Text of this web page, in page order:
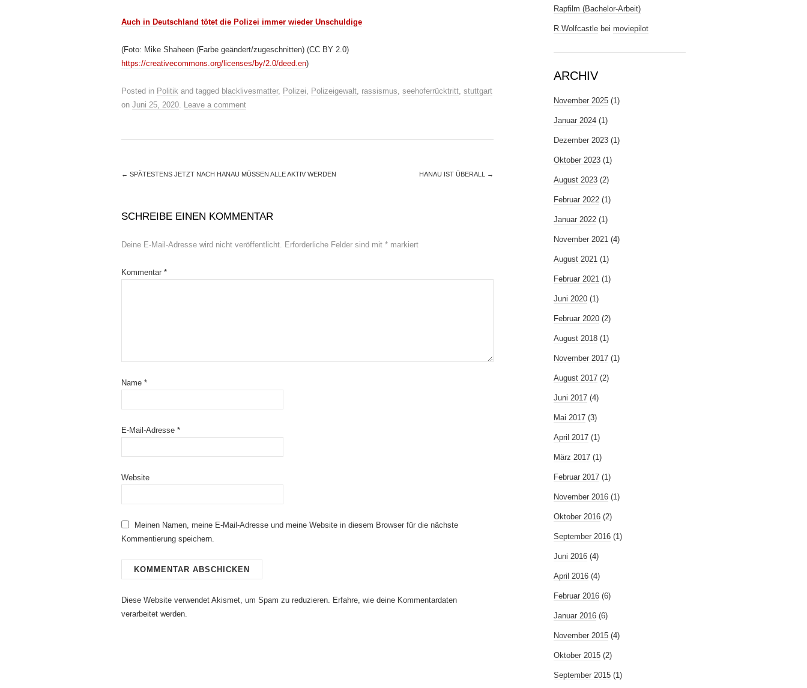
Auch in Deutschland tötet die Polizei immer wieder Unschuldige
(Foto: Mike Shaheen (Farbe geändert/zugeschnitten) (CC BY 2.0)
https://creativecommons.org/licenses/by/2.0/deed.en)
Posted in Politik and tagged blacklivesmatter, Polizei, Polizeigewalt, rassismus, seehoferrücktritt, stuttgart
on Juni 25, 2020. Leave a comment
← SPÄTESTENS JETZT NACH HANAU MÜSSEN ALLE AKTIV WERDEN HANAU IST ÜBERALL →
SCHREIBE EINEN KOMMENTAR
Deine E-Mail-Adresse wird nicht veröffentlicht. Erforderliche Felder sind mit * markiert
Kommentar *
Name *
E-Mail-Adresse *
Website
Meinen Namen, meine E-Mail-Adresse und meine Website in diesem Browser für die nächste
Kommentierung speichern.
Diese Website verwendet Akismet, um Spam zu reduzieren. Erfahre, wie deine Kommentardaten
verarbeitet werden.
Rapfilm (Bachelor-Arbeit)
R.Wolfcastle bei moviepilot
ARCHIV
November 2025 (1)
Januar 2024 (1)
Dezember 2023 (1)
Oktober 2023 (1)
August 2023 (2)
Februar 2022 (1)
Januar 2022 (1)
November 2021 (4)
August 2021 (1)
Februar 2021 (1)
Juni 2020 (1)
Februar 2020 (2)
August 2018 (1)
November 2017 (1)
August 2017 (2)
Juni 2017 (4)
Mai 2017 (3)
April 2017 (1)
März 2017 (1)
Februar 2017 (1)
November 2016 (1)
Oktober 2016 (2)
September 2016 (1)
Juni 2016 (4)
April 2016 (4)
Februar 2016 (6)
Januar 2016 (6)
November 2015 (4)
Oktober 2015 (2)
September 2015 (1)